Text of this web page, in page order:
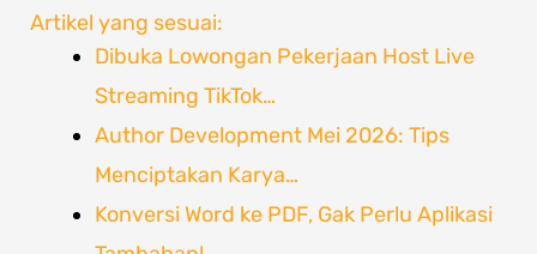
Artikel yang sesuai:
Dibuka Lowongan Pekerjaan Host Live
Streaming TikTok…
Author Development Mei 2026: Tips
Menciptakan Karya…
Konversi Word ke PDF, Gak Perlu Aplikasi